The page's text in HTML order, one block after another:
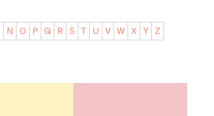
N O P Q R S T U V W X Y Z